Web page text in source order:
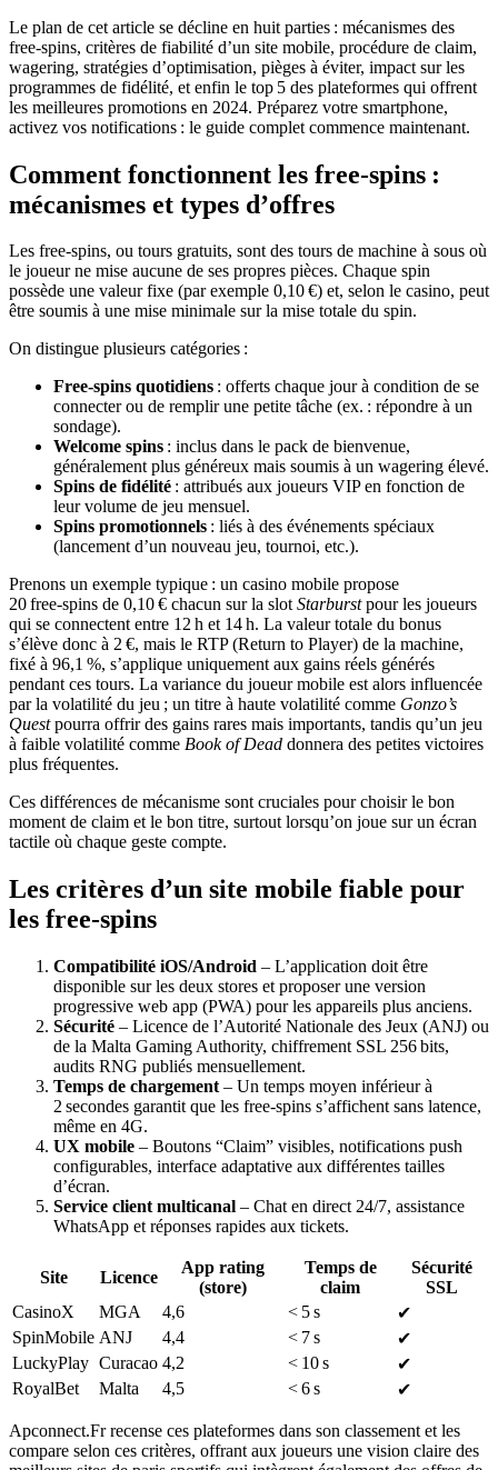
Le plan de cet article se décline en huit parties : mécanismes des
free‑spins, critères de fiabilité d’un site mobile, procédure de claim,
wagering, stratégies d’optimisation, pièges à éviter, impact sur les
programmes de fidélité, et enfin le top 5 des plateformes qui offrent
les meilleures promotions en 2024. Préparez votre smartphone,
activez vos notifications : le guide complet commence maintenant.
Comment fonctionnent les free‑spins :
mécanismes et types d’offres
Les free‑spins, ou tours gratuits, sont des tours de machine à sous où
le joueur ne mise aucune de ses propres pièces. Chaque spin
possède une valeur fixe (par exemple 0,10 €) et, selon le casino, peut
être soumis à une mise minimale sur la mise totale du spin.
On distingue plusieurs catégories :
Free‑spins quotidiens : offerts chaque jour à condition de se
connecter ou de remplir une petite tâche (ex. : répondre à un
sondage).
Welcome spins : inclus dans le pack de bienvenue,
généralement plus généreux mais soumis à un wagering élevé.
Spins de fidélité : attribués aux joueurs VIP en fonction de
leur volume de jeu mensuel.
Spins promotionnels : liés à des événements spéciaux
(lancement d’un nouveau jeu, tournoi, etc.).
Prenons un exemple typique : un casino mobile propose
20 free‑spins de 0,10 € chacun sur la slotStarburstpour les joueurs
qui se connectent entre 12 h et 14 h. La valeur totale du bonus
s’élève donc à 2 €, mais le RTP (Return to Player) de la machine,
fixé à 96,1 %, s’applique uniquement aux gains réels générés
pendant ces tours. La variance du joueur mobile est alors influencée
par la volatilité du jeu ; un titre à haute volatilité comme Gonzo’s
Questpourra offrir des gains rares mais importants, tandis qu’un jeu
à faible volatilité comme Book of Dead donnera des petites victoires
plus fréquentes.
Ces différences de mécanisme sont cruciales pour choisir le bon
moment de claim et le bon titre, surtout lorsqu’on joue sur un écran
tactile où chaque geste compte.
Les critères d’un site mobile fiable pour
les free‑spins
Compatibilité iOS/Android – L’application doit être
disponible sur les deux stores et proposer une version
progressive web app (PWA) pour les appareils plus anciens.
Sécurité – Licence de l’Autorité Nationale des Jeux (ANJ) ou
de la Malta Gaming Authority, chiffrement SSL 256 bits,
audits RNG publiés mensuellement.
Temps de chargement – Un temps moyen inférieur à
2 secondes garantit que les free‑spins s’affichent sans latence,
même en 4G.
UX mobile – Boutons “Claim” visibles, notifications push
configurables, interface adaptative aux différentes tailles
d’écran.
Service client multicanal – Chat en direct 24/7, assistance
WhatsApp et réponses rapides aux tickets.
Site Licence
App rating
(store)
Temps de
claim
Sécurité
SSL
CasinoX
MGA 4,6 < 5 s
✔︎
SpinMobile ANJ 4,4 < 7 s
✔︎
LuckyPlay Curacao 4,2 < 10 s
✔︎
RoyalBet
Malta 4,5 < 6 s ✔︎
Apconnect.Fr recense ces plateformes dans son classement et les
compare selon ces critères, offrant aux joueurs une vision claire des